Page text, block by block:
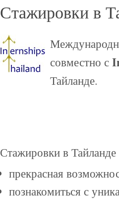
Стажировки в
совместно с
Тайланде.
Стажировки в Тайланде
прекрасная
познакомиться с